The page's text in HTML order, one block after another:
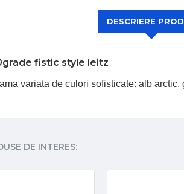
DESCRIERE
fistic style leitz
variata de culori sofisticate: alb
DE INTERES: